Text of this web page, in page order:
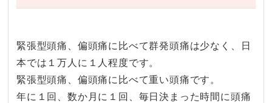
緊張型頭痛、偏頭痛に比べて群発頭痛は少なく、日
本では１万人に１人程度です。
緊張型頭痛、偏頭痛に比べて重い頭痛です。
年に１回、数か月に１回、毎日決まった時間に頭痛